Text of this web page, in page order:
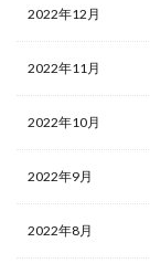
2022年12月
2022年11月
2022年10月
2022年9月
2022年8月